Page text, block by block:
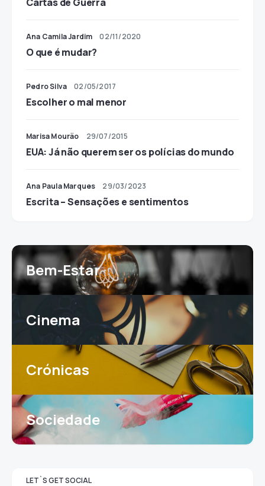
Ana Camila Jardim 02/11/2020
O que é mudar?
Pedro Silva 02/05/2017
Escolher o mal menor
Marisa Mourão 29/07/2015
EUA: Já não querem ser os polícias do mundo
Ana Paula Marques 29/03/2023
Escrita – Sensações e sentimentos
Bem-Estar
Cinema
Crónicas
Sociedade
LET`S GET SOCIAL